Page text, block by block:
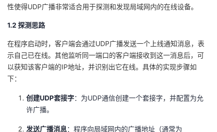
我
课
的
我
验
收
的
术
我
云
议
性使得UDP广播非常适合用于探测和发现局域网内的在线设备。
1.2 探测思路
在程序启动时，客户端会通过UDP广播发送一个上线通知消息，表
示自己已在线。其他监听同一端口的客户端接收到这一消息后，可
以获知该客户端的IP地址，并识别出它在线。具体的实现步骤如
下：
创建UDP套接字：为UDP通信创建一个套接字，并配置为允
许广播。
发送广播消息：程序向局域网内的广播地址（通常为